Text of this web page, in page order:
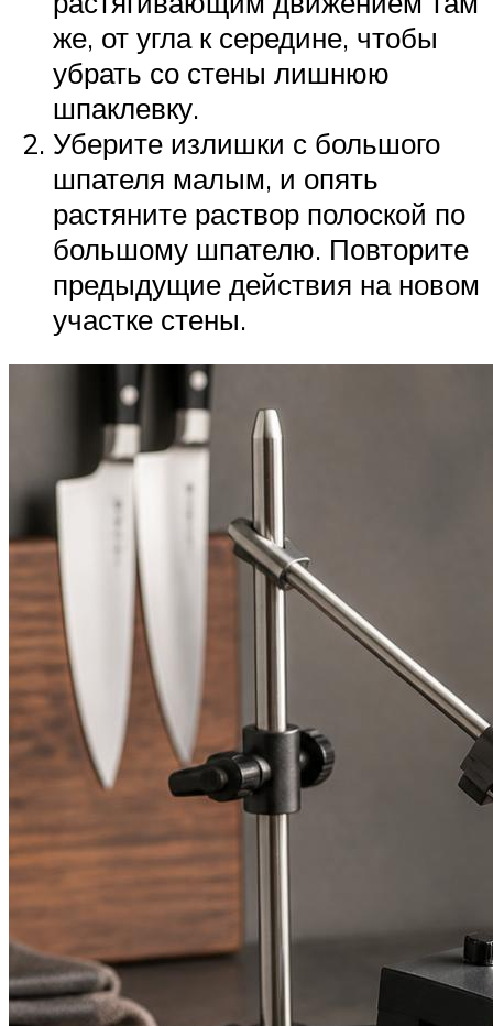
же, от угла к середине, чтобы
убрать со стены лишнюю
шпаклевку.
Уберите излишки с большого
шпателя малым, и опять
растяните раствор полоской по
большому шпателю. Повторите
предыдущие действия на новом
участке стены.